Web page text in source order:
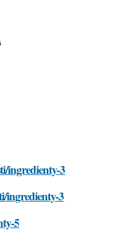
ingredienty-3
ingredienty-3
5